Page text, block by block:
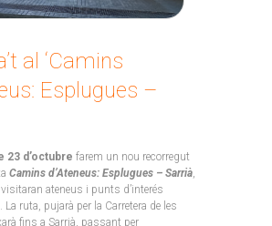
al ‘Camins
Esplugues –
23 d’octubre farem un nou recorregut
Camins d’Ateneus: Esplugues – Sarrià,
ateneus i punts d’interés
La ruta, pujarà per la Carretera de les
fins a Sarrià, passant per